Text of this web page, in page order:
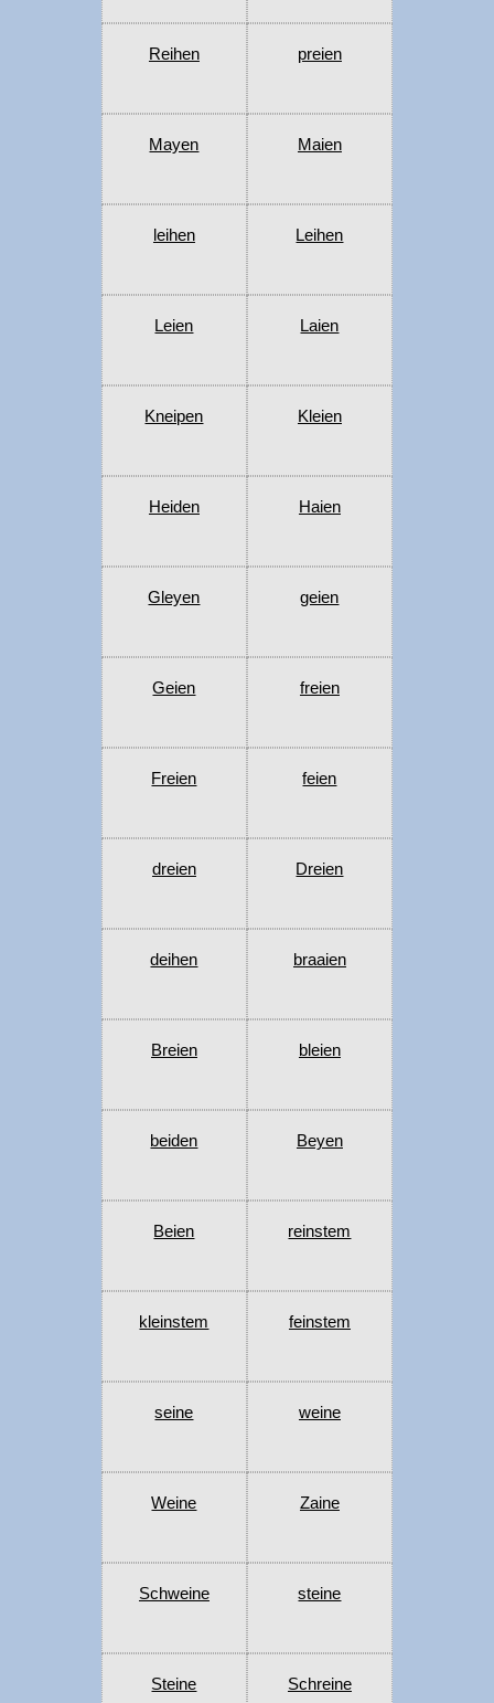
Reihen preien
Mayen Maien
leihen Leihen
Leien Laien
Kneipen Kleien
Heiden Haien
Gleyen geien
Geien freien
Freien feien
dreien Dreien
deihen braaien
Breien bleien
beiden Beyen
Beien reinstem
kleinstem feinstem
seine weine
Weine Zaine
Schweine steine
Steine Schreine